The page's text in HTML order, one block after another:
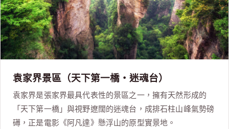
袁家界景區（天下第一橋・迷魂台）
袁家界是張家界最具代表性的景區之一，擁有天然形成的
「天下第一橋」與視野遼闊的迷魂台，成排石柱山峰氣勢磅
礡，正是電影《阿凡達》懸浮山的原型實景地。